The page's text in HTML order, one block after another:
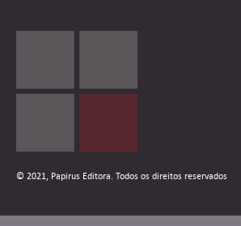
© 2021, Papirus Editora. Todos os direitos reservados